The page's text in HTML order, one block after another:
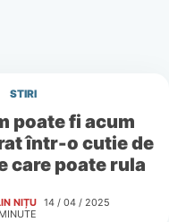
STIRI
poate fi acum
într-o cutie de
care poate rula
NIȚU 14 / 04 / 2025
MINUTE